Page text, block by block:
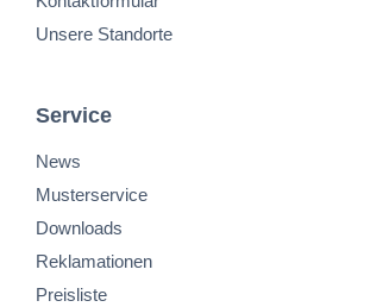
Unsere Standorte
Service
News
Musterservice
Downloads
Reklamationen
Preisliste